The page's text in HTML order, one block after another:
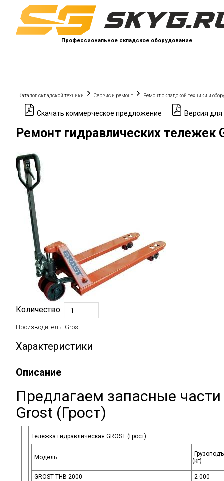
Профессиональное складское оборудование
Каталог складской техники Сервис и ремонт Ремонт складской техники и
Скачать коммерческое предложение Версия
Ремонт гидравлических тележек
Количество:
Производитель: Grost
Характеристики
Описание
Предлагаем запасные
Grost (Грост)
Тележка гидравлическая GROST (Грост)
Модель
(кг)
GROST THB 2000
2 000